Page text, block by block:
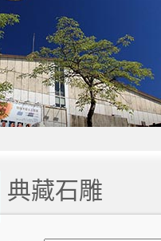
典藏石雕